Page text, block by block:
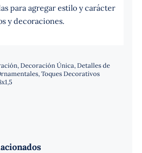
para agregar estilo y carácter
y decoraciones.
,Decoración Única,Detalles de
,Toques Decorativos